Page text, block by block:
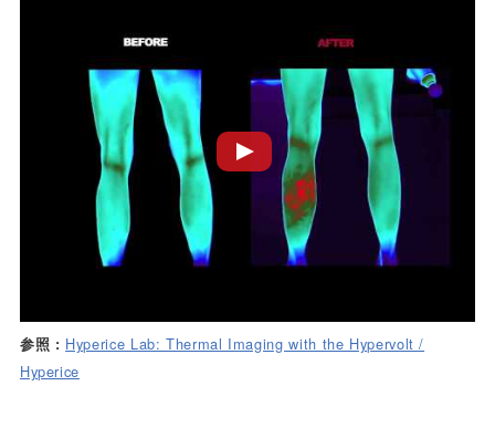
参照 : Hyperice Lab: Thermal Imaging with the Hypervolt /
Hyperice